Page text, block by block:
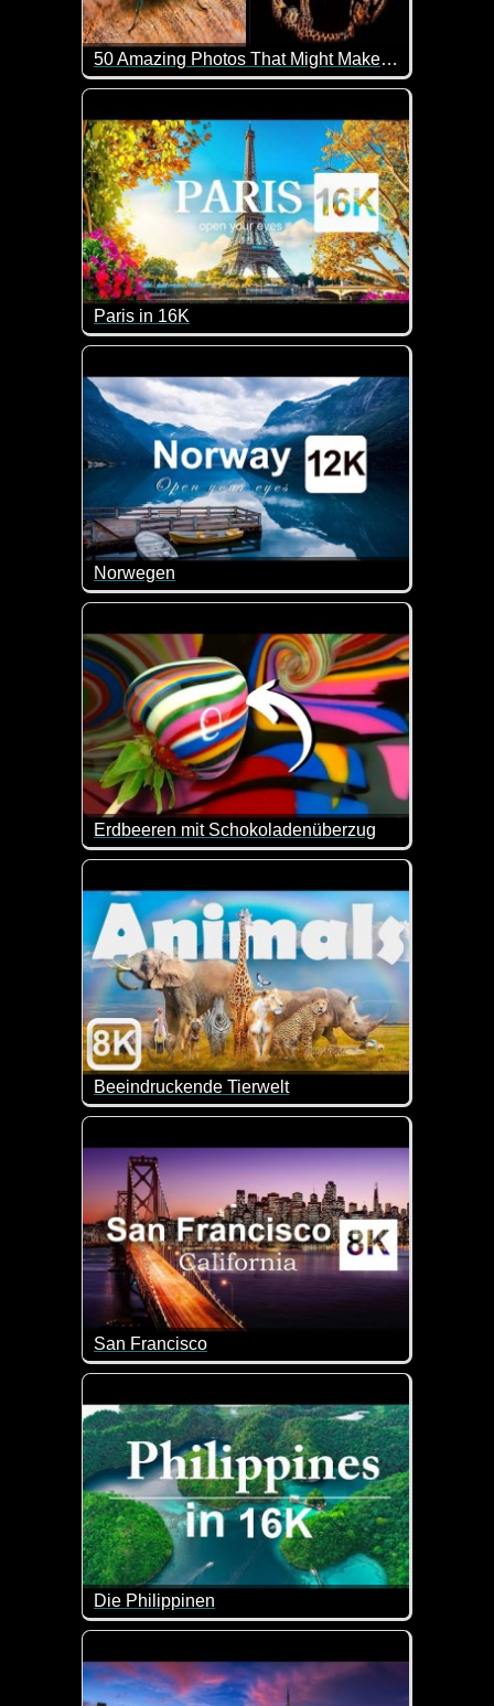
50 Amazing Photos That Might Make You Love Animals Even More
Sagenhafte Aufnahmen von Tieren.
Paris in 16K
Paris ist einfach eine traumhafte Stadt. Wenn du
Norwegen
Norwegen ist ein skandinavisches Land, das
Erdbeeren mit Schokoladenüberzug
Wenn diese Erdbeeren nicht wunderschön
Beeindruckende Tierwelt
Tiere in freier Wildbahn sind immer wieder ein
San Francisco
San Francisco - eine tolle Stadt. Viel Spaß beim
Die Philippinen
Die Philippinen sind ein südostasiatisches Land